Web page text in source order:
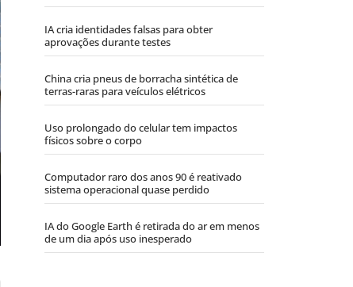
IA cria identidades falsas para obter
aprovações durante testes
China cria pneus de borracha sintética de
terras-raras para veículos elétricos
Uso prolongado do celular tem impactos
físicos sobre o corpo
Computador raro dos anos 90 é reativado
sistema operacional quase perdido
IA do Google Earth é retirada do ar em menos
de um dia após uso inesperado